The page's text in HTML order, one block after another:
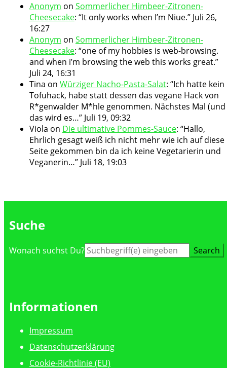
Anonym on Sommerlicher Himbeer-Zitronen-
Cheesecake: “It only works when I’m Niue.” Juli 26,
16:27
Anonym on Sommerlicher Himbeer-Zitronen-
Cheesecake: “one of my hobbies is web-browsing.
and when i’m browsing the web this works great.”
Juli 24, 16:31
Tina on Würziger Nacho-Pasta-Salat: “Ich hatte kein
Tofuhack, habe statt dessen das vegane Hack von
R*genwalder M*hle genommen. Nächstes Mal (und
das wird es…” Juli 19, 09:32
Viola on Die ultimative Pommes-Sauce: “Hallo,
Ehrlich gesagt weiß ich nicht mehr wie ich auf diese
Seite gekommen bin da ich keine Vegetarierin und
Veganerin…” Juli 18, 19:03
Suche
Suche
Wonach suchst Du?
Informationen
Impressum
Datenschutzerklärung
Cookie-Richtlinie (EU)